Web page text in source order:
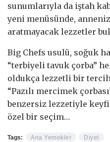
sunumlarıyla da iştah
yeni menüsünde,
aratmayacak lezzetler
Big Chefs usulü, soğuk
“terbiyeli tavuk çorba”
oldukça lezzetli bir
“Pazılı mercimek
benzersiz lezzetiyle
özel bir seçim…
Tags: Ana Yemekler Diyet